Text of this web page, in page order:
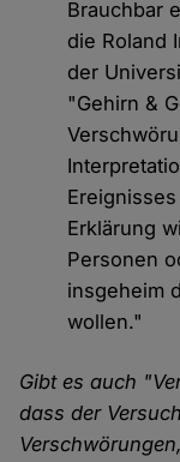
Brauchbar
die Roland
der
"Gehirn &
Erklärung
Personen
insgeheim
wollen."
Gibt es auch
dass der